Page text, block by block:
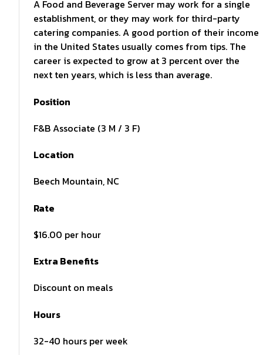
A Food and Beverage Server may work for a single
establishment, or they may work for third-party
catering companies. A good portion of their income
in the United States usually comes from tips. The
career is expected to grow at 3 percent over the
next ten years, which is less than average.
Position
F&B Associate (3 M / 3 F)
Location
Beech Mountain, NC
Rate
$16.00 per hour
Extra Benefits
Discount on meals
Hours
32-40 hours per week